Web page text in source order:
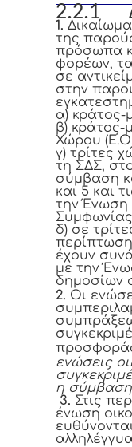
2.2.1
1.
της
πρόσωπα
φορέων,
σε
στην
α) κράτος-
β) κράτος-
Χώρου
γ) τρίτες
τη ΣΔΣ,
σύμβαση
και 5 και
την
δ) σε
έχουν
με την
δημοσίων
2. Οι
ενώσεις
η
3. Στις
ένωση